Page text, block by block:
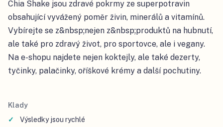
Chia Shake jsou zdravé pokrmy ze superpotravin
obsahující vyvážený poměr živin, minerálů a vitamínů.
Vybírejte se z&nbsp;nejen z&nbsp;produktů na hubnutí,
ale také pro zdravý život, pro sportovce, ale i vegany.
Na e-shopu najdete nejen koktejly, ale také dezerty,
tyčinky, palačinky, oříškové krémy a další pochutiny.
Klady
Výsledky jsou rychlé